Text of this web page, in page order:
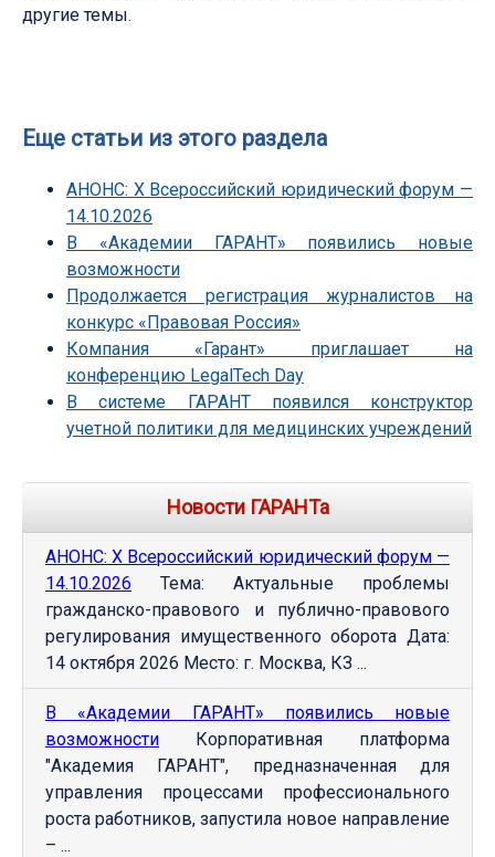
другие темы.
Еще статьи из этого раздела
АНОНС: Х Всероссийский юридический форум —
14.10.2026
В «Академии ГАРАНТ» появились новые
возможности
Продолжается регистрация журналистов на
конкурс «Правовая Россия»
Компания «Гарант» приглашает на
конференцию LegalTech Day
В системе ГАРАНТ появился конструктор
учетной политики для медицинских учреждений
Новости ГАРАНТа
АНОНС: Х Всероссийский юридический форум —
14.10.2026 Тема: Актуальные проблемы
гражданско-правового и публично-правового
регулирования имущественного оборота Дата:
14 октября 2026 Место: г. Москва, КЗ ...
В «Академии ГАРАНТ» появились новые
возможности Корпоративная платформа
"Академия ГАРАНТ", предназначенная для
управления процессами профессионального
роста работников, запустила новое направление
– ...